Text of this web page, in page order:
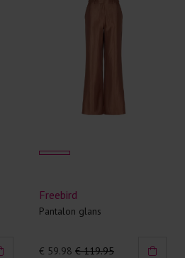
Freebird
Pantalon glans
€ 59.98 € 119.95